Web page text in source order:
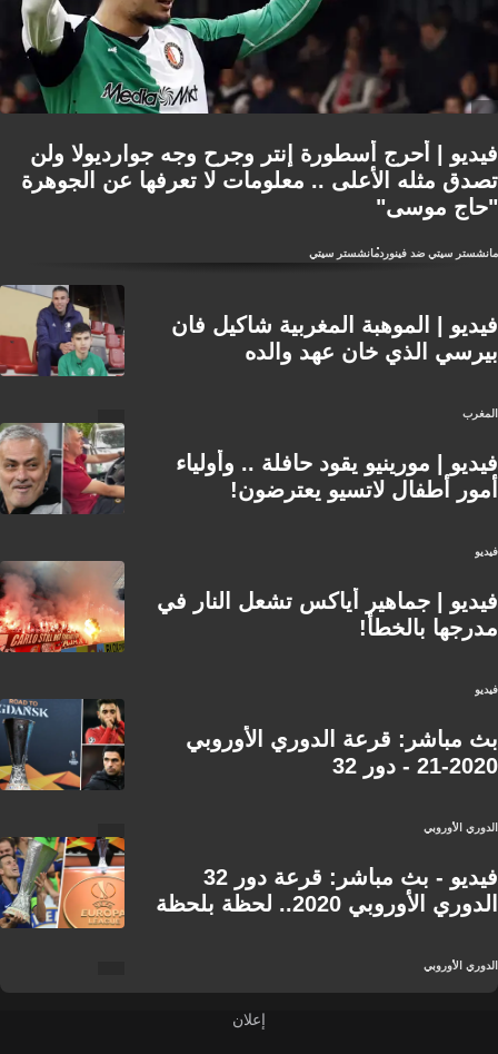
فيديو | أحرج أسطورة إنتر وجرح وجه جوارديولا ولن
تصدق مثله الأعلى .. معلومات لا تعرفها عن الجوهرة
"حاج موسى"
مانشستر سيتي ضد فينوردمانشستر سيتي
فيديو | الموهبة المغربية شاكيل فان
بيرسي الذي خان عهد والده
المغرب
فيديو | مورينيو يقود حافلة .. وأولياء
أمور أطفال لاتسيو يعترضون!
فيديو
فيديو | جماهير أياكس تشعل النار في
مدرجها بالخطأ!
فيديو
بث مباشر: قرعة الدوري الأوروبي
2020-21 - دور 32
الدوري الأوروبي
فيديو - بث مباشر: قرعة دور 32
الدوري الأوروبي 2020.. لحظة بلحظة
الدوري الأوروبي